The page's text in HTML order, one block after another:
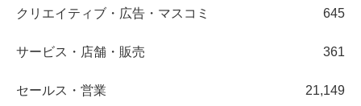
クリエイティブ・広告・マスコミ 645
サービス・店舗・販売 361
セールス・営業 21,149